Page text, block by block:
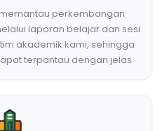
perkembangan
laporan belajar dan sesi
akademik kami, sehingga
terpantau dengan jelas.